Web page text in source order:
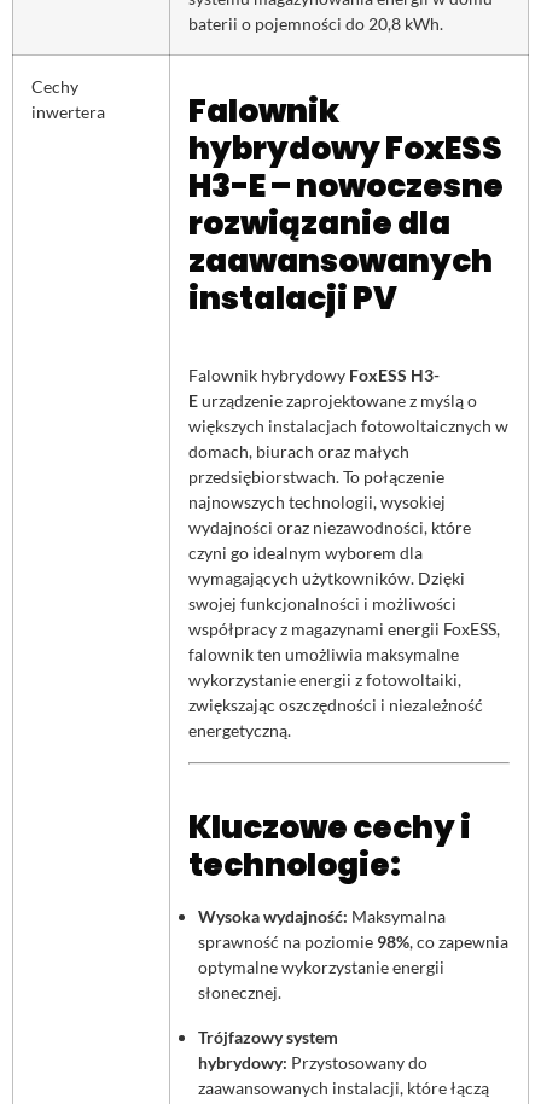
baterii o pojemności do 20,8 kWh.
Cechy
inwertera
Falownik
hybrydowy FoxESS
H3-E – nowoczesne
rozwiązanie dla
zaawansowanych
instalacji PV
Falownik hybrydowy FoxESS H3-
Eurządzenie zaprojektowane z myślą o
większych instalacjach fotowoltaicznych w
domach, biurach oraz małych
przedsiębiorstwach. To połączenie
najnowszych technologii, wysokiej
wydajności oraz niezawodności, które
czyni go idealnym wyborem dla
wymagających użytkowników. Dzięki
swojej funkcjonalności i możliwości
współpracy z magazynami energii FoxESS,
falownik ten umożliwia maksymalne
wykorzystanie energii z fotowoltaiki,
zwiększając oszczędności i niezależność
energetyczną.
Kluczowe cechy i
technologie:
Wysoka wydajność: Maksymalna
sprawność na poziomie 98%, co zapewnia
optymalne wykorzystanie energii
słonecznej.
Trójfazowy system
hybrydowy: Przystosowany do
zaawansowanych instalacji, które łączą